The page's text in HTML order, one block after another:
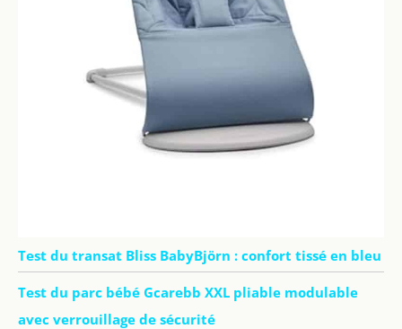
Test du transat Bliss BabyBjörn : confort tissé en bleu
Test du parc bébé Gcarebb XXL pliable modulable
avec verrouillage de sécurité